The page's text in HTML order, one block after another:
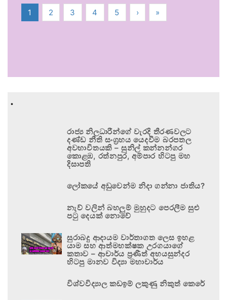
1 2 3 4 5 › »
.
රාජ්‍ය නිලධාරීන්ගේ වැරදි තීරණවලට
දණ්ඩ නීති සංග්‍රහය යෙදවීම බරපතල
අවභාවිතයකි – සුනිල් කන්නන්ගර
කොළඹ, රත්නපුර, අම්පාර හිටපු මහ
දිසාපති
ලෝකයේ අඩුවෙන්ම නිදා ගන්නා ජාතිය?
නැව් වලින් බහලුම් මුහුදට පෙරලීම සුළු
පටු දෙයක් නොවේ
සුරාබදු ආදායම වාර්තාගත ලෙස ඉහළ
යාම සහ ආත්මභක්ෂක උරගයාගේ
කතාව – ආචාර්ය ප්‍රණීත් අභයසුන්දර
හිටපු මානව විද්‍යා මහාචාර්ය
විශ්වවිද්‍යාල කඩඉම් ලකුණු නිකුත් කෙරේ